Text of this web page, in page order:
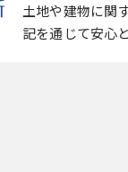
土地や建物に関
記を通じて安心